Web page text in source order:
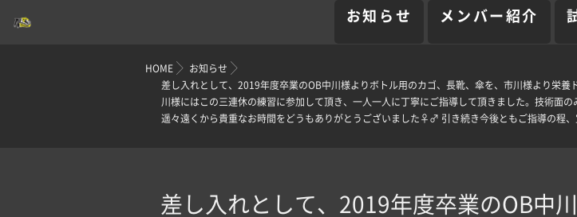
お知らせ メンバー紹介
HOME
お知らせ
差し入れとして、2019年度卒業のOB中川様よりボトル用のカゴ、長靴、傘を、市川様より栄
川様にはこの三連休の練習に参加して頂き、一人一人に丁寧にご指導して頂きました。技術面
遥々遠くから貴重なお時間をどうもありがとうございました‍♀️‍♂️ 引き続き今後ともご指導の程
差し入れとして、2019年度卒業のOB中